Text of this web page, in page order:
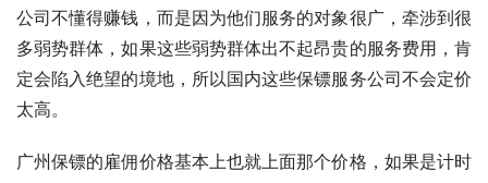
公司不懂得赚钱，而是因为他们服务的对象很广，牵涉到很
多弱势群体，如果这些弱势群体出不起昂贵的服务费用，肯
定会陷入绝望的境地，所以国内这些保镖服务公司不会定价
太高。
广州保镖的雇佣价格基本上也就上面那个价格，如果是计时